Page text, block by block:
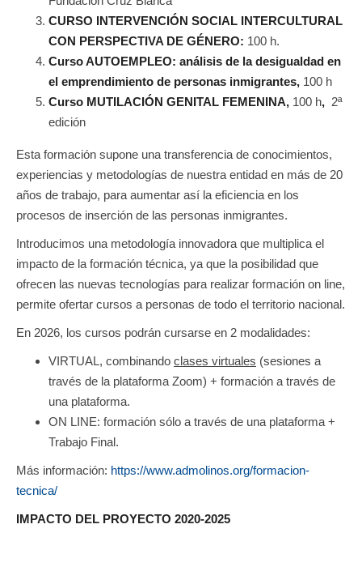
CURSO INTERVENCIÓN SOCIAL INTERCULTURAL
CON PERSPECTIVA DE GÉNERO: 100 h.
Curso AUTOEMPLEO: análisis de la desigualdad en
el emprendimiento de personas inmigrantes, 100 h
Curso MUTILACIÓN GENITAL FEMENINA, 100 h, 2ª
edición
Esta formación supone una transferencia de conocimientos,
experiencias y metodologías de nuestra entidad en más de 20
años de trabajo, para aumentar así la eficiencia en los
procesos de inserción de las personas inmigrantes.
Introducimos una metodología innovadora que multiplica el
impacto de la formación técnica, ya que la posibilidad que
ofrecen las nuevas tecnologías para realizar formación on line,
permite ofertar cursos a personas de todo el territorio nacional.
En 2026, los cursos podrán cursarse en 2 modalidades:
VIRTUAL, combinando clases virtuales (sesiones a
través de la plataforma Zoom) + formación a través de
una plataforma.
ON LINE: formación sólo a través de una plataforma +
Trabajo Final.
Más información: https://www.admolinos.org/formacion-
tecnica/
IMPACTO DEL PROYECTO 2020-2025